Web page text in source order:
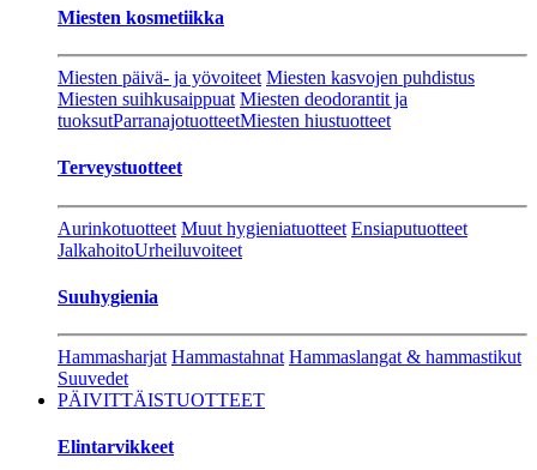
Miesten kosmetiikka
Miesten päivä- ja yövoiteet Miesten kasvojen puhdistus
Miesten suihkusaippuat Miesten deodorantit ja
tuoksutParranajotuotteetMiesten hiustuotteet
Terveystuotteet
Aurinkotuotteet Muut hygieniatuotteet Ensiaputuotteet
JalkahoitoUrheiluvoiteet
Suuhygienia
Hammasharjat Hammastahnat Hammaslangat & hammastikut
Suuvedet
PÄIVITTÄISTUOTTEET
Elintarvikkeet